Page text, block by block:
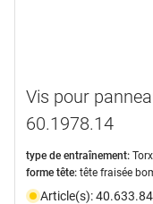
Vis pour
60.1978.14
type de entraînement: Torx
forme tête: tête fraisée
Article(s):